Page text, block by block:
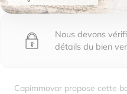
Nous devons
détails du bien
Capimmovar propose cette